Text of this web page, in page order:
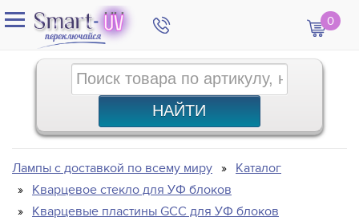
0
Лампы с доставкой по всему миру
Каталог
Кварцевое стекло для УФ блоков
Кварцевые пластины GCC для УФ блоков